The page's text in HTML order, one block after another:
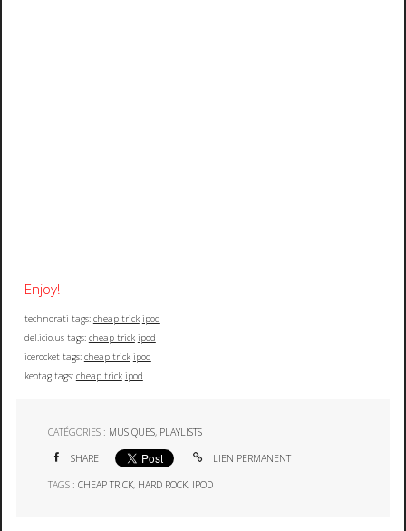
Enjoy!
technorati tags: cheap trick ipod
del.icio.us tags: cheap trick ipod
icerocket tags: cheap trick ipod
keotag tags: cheap trick ipod
CATÉGORIES : MUSIQUES, PLAYLISTS
SHARE LIEN PERMANENT
TAGS :CHEAP TRICK, HARD ROCK, IPOD